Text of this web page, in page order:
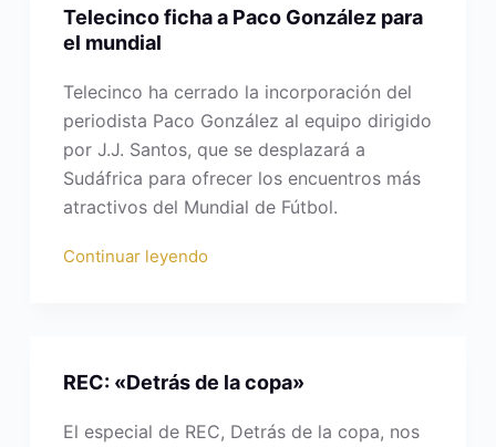
Telecinco ficha a Paco González para
el mundial
Telecinco ha cerrado la incorporación del
periodista Paco González al equipo dirigido
por J.J. Santos, que se desplazará a
Sudáfrica para ofrecer los encuentros más
atractivos del Mundial de Fútbol.
Continuar leyendo
REC: «Detrás de la copa»
El especial de REC, Detrás de la copa, nos